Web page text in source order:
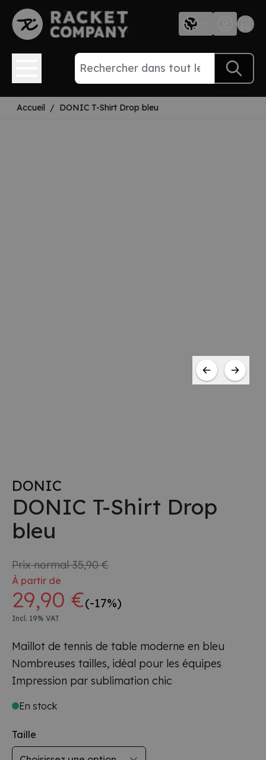
Aller au contenu
Accueil / DONIC T-Shirt Drop bleu
DONIC
DONIC T-Shirt Drop
bleu
Prix normal35,90 €
À partir de
29,90 €(-17%)
Incl. 19% VAT
Maillot de tennis de table moderne en bleu
Nombreuses tailles, idéal pour les équipes
Impression par sublimation chic
En stock
Taille